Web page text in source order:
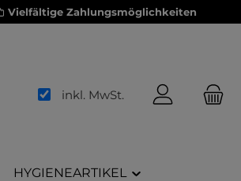
Vielfältige Zahlungsmöglichkeiten
inkl. MwSt.
HYGIENEARTIKEL